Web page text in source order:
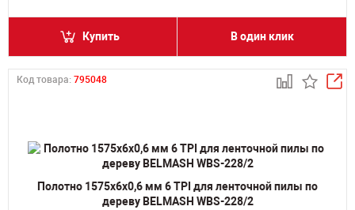
Купить В один клик
Код товара: 795048
Полотно 1575х6х0,6 мм 6 TPI для ленточной пилы по
дереву BELMASH WBS-228/2